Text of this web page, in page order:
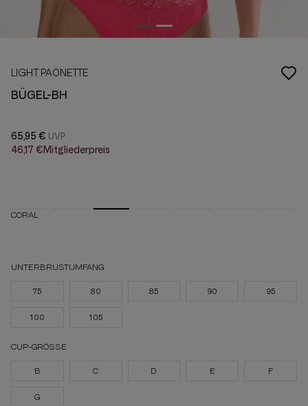
LIGHT PAONETTE
BÜGEL-BH
65,95 €
46,17 € Mitgliederpreis
CORAL
UNTERBRUSTUMFANG
75 80 85 90 95
100 105
CUP-GRÖSSE
B C D E F
G